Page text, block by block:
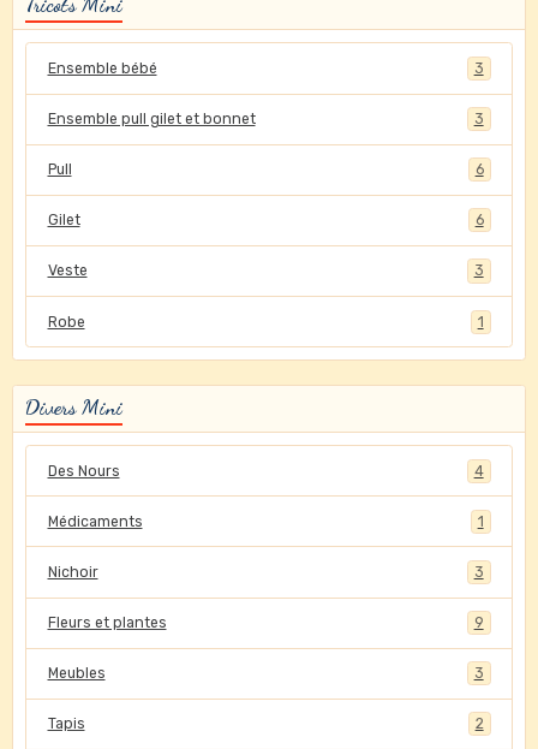
Ensemble bébé 3
Ensemble pull gilet et bonnet 3
Pull 6
Gilet 6
Veste 3
Robe 1
Divers Mini
Des Nours 4
Médicaments 1
Nichoir 3
Fleurs et plantes 9
Meubles 3
Tapis 2